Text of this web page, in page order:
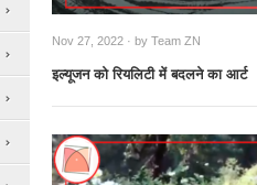
Nov 27, 2022 · by Team ZN
इल्यूजन को रियलिटी में बदलने का आर्ट